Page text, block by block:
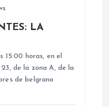
LA
15:00 horas, en el
de la zona A, de la
de belgrano